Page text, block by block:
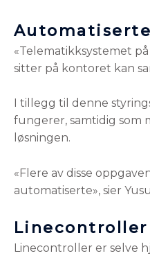
«Telematikksystemet
sitter på kontoret kan
I tillegg til denne
fungerer, samtidig som
løsningen.
«Flere av disse
automatiserte», sier
Linecontroller
Linecontroller er selve